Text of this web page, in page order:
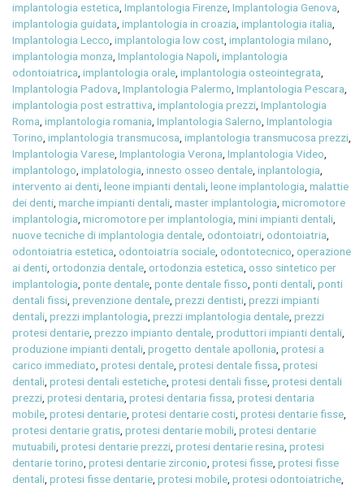
implantologia estetica,Implantologia Firenze,Implantologia Genova,
implantologia guidata,implantologia in croazia,implantologia italia,
Implantologia Lecco,implantologia low cost,implantologia milano,
implantologia monza,Implantologia Napoli,implantologia
odontoiatrica,implantologia orale,implantologia osteointegrata,
Implantologia Padova,Implantologia Palermo,Implantologia Pescara,
implantologia post estrattiva,implantologia prezzi,Implantologia
Roma,implantologia romania,Implantologia Salerno,Implantologia
Torino,implantologia transmucosa,implantologia transmucosa prezzi,
Implantologia Varese,Implantologia Verona,Implantologia Video,
implantologo,implatologia,innesto osseo dentale,inplantologia,
intervento ai denti,leone impianti dentali,leone implantologia,malattie
dei denti,marche impianti dentali,master implantologia,micromotore
implantologia,micromotore per implantologia,mini impianti dentali,
nuove tecniche di implantologia dentale,odontoiatri,odontoiatria,
odontoiatria estetica,odontoiatria sociale,odontotecnico,operazione
ai denti,ortodonzia dentale,ortodonzia estetica,osso sintetico per
implantologia,ponte dentale,ponte dentale fisso,ponti dentali,ponti
dentali fissi,prevenzione dentale,prezzi dentisti,prezzi impianti
dentali,prezzi implantologia,prezzi implantologia dentale,prezzi
protesi dentarie,prezzo impianto dentale,produttori impianti dentali,
produzione impianti dentali,progetto dentale apollonia,protesi a
carico immediato,protesi dentale,protesi dentale fissa,protesi
dentali,protesi dentali estetiche,protesi dentali fisse,protesi dentali
prezzi,protesi dentaria,protesi dentaria fissa,protesi dentaria
mobile,protesi dentarie,protesi dentarie costi,protesi dentarie fisse,
protesi dentarie gratis,protesi dentarie mobili,protesi dentarie
mutuabili,protesi dentarie prezzi,protesi dentarie resina,protesi
dentarie torino,protesi dentarie zirconio,protesi fisse,protesi fisse
dentali,protesi fisse dentarie,protesi mobile,protesi odontoiatriche,